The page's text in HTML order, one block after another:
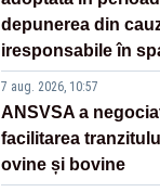
depunerea din
iresponsabile în
7 aug. 2026, 10:57
ANSVSA a
facilitarea
ovine și bovine